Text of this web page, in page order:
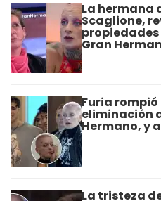
La hermana
Scaglione,
Gran
Furia
eliminación
Hermano, y
La tristeza